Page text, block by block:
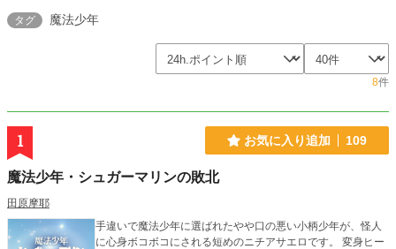
タグ 魔法少年
8件
1 お気に入り追加 109
魔法少年・シュガーマリンの敗北
田原摩耶
手違いで魔法少年に選ばれたやや口の悪い小柄少年が、怪人
に心身ボコボコにされる短めのニチアサエロです。 変身ヒー